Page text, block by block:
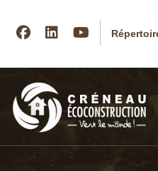
facebooklinkedinyoutube